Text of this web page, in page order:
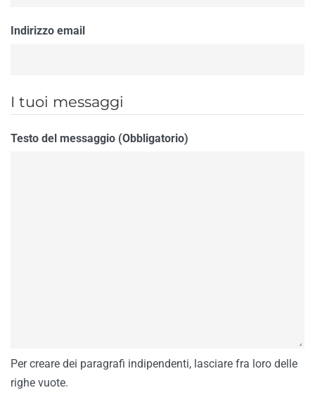
Indirizzo email
I tuoi messaggi
Testo del messaggio (Obbligatorio)
Per creare dei paragrafi indipendenti, lasciare fra loro delle
righe vuote.